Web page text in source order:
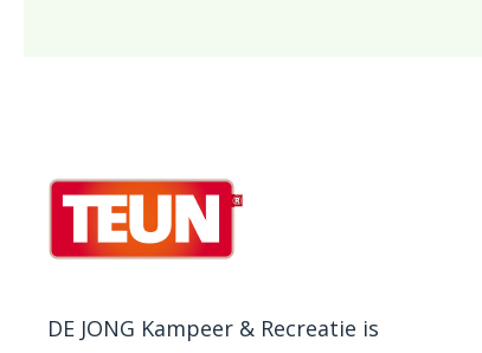
DE JONG Kampeer & Recreatie is